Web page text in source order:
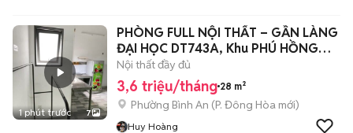
1 phút trước 7
PHÒNG FULL NỘI THẤT – GẦN LÀNG
ĐẠI HỌC DT743A, Khu PHÚ HỒNG
THỊNH 9
Nội thất đầy đủ
3,6 triệu/tháng 28 m²
Phường Bình An (P. Đông Hòa mới)
Huy Hoàng